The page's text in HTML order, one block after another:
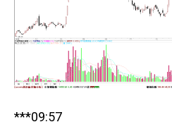
***09:57